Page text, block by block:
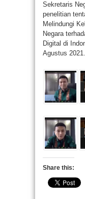
Sekretaris
penelitian
Melindungi
Negara
Digital di
Agustus 2021.
Share this: